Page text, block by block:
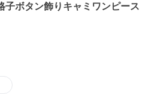
子ボタン飾りキャミワンピース